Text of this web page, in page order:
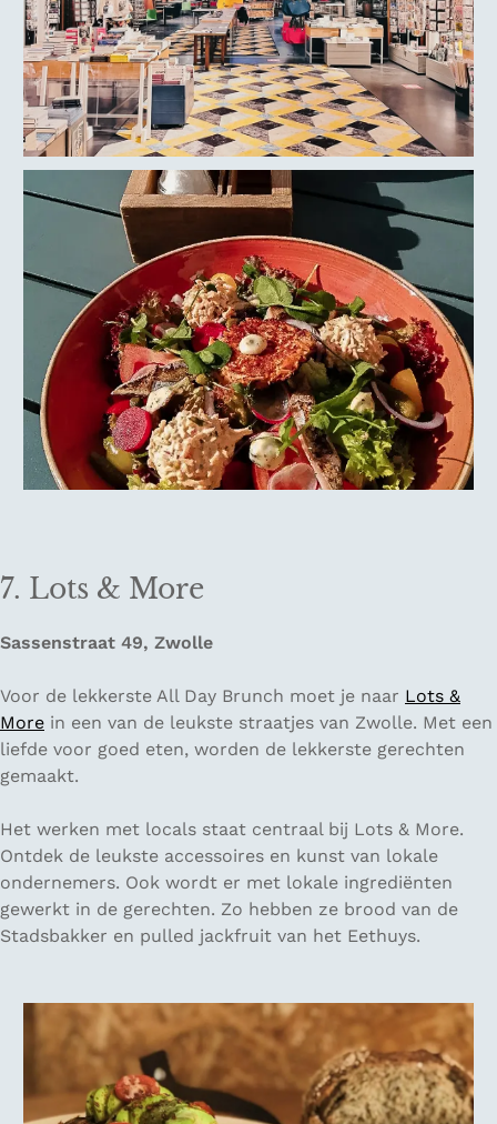
7. Lots & More
Sassenstraat 49, Zwolle
Voor de lekkerste All Day Brunch moet je naar Lots &
More in een van de leukste straatjes van Zwolle. Met een
liefde voor goed eten, worden de lekkerste gerechten
gemaakt.
Het werken met locals staat centraal bij Lots & More.
Ontdek de leukste accessoires en kunst van lokale
ondernemers. Ook wordt er met lokale ingrediënten
gewerkt in de gerechten. Zo hebben ze brood van de
Stadsbakker en pulled jackfruit van het Eethuys.